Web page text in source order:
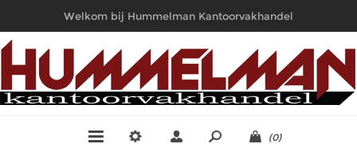
Welkom bij Hummelman Kantoorvakhandel
(0)